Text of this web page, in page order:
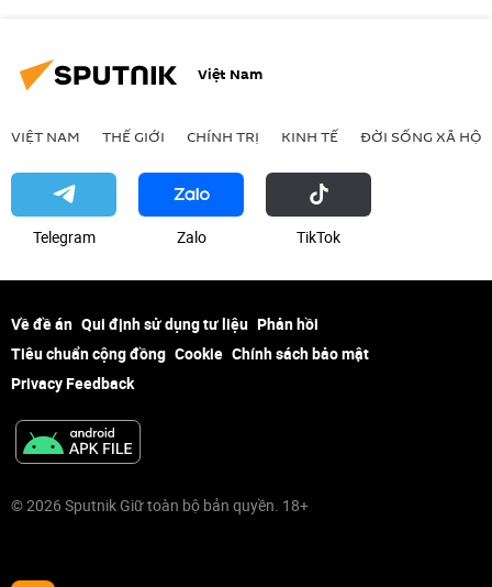
Việt Nam
VIỆT NAM THẾ GIỚI CHÍNH TRỊ KINH TẾ ĐỜI SỐNG XÃ HỘI
Telegram Zalo ТikТоk
Về đề án Qui định sử dụng tư liệu Phản hồi
Tiêu chuẩn cộng đồng Cookie Chính sách bảo mật
Privacy Feedback
© 2026 Sputnik Giữ toàn bộ bản quyền. 18+